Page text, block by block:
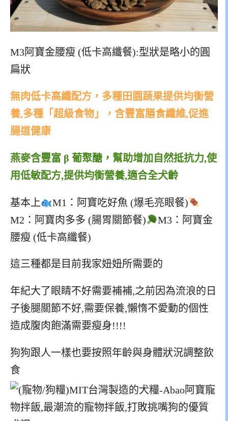
M3阿寶金腰瘦 (低卡高纖餐):型狀是略小的圓
扁狀
無肉低卡高纖配方，多種田園蔬果提供均衡營
養,多種「超級食物」，含豐富膳食纖維,促進
腸道健康
燕麥含豐富 β 葡聚醣，幫助增加自然抵抗力,使
用低敏配方,提供均衡營養,適合全犬齡
基本上
M1：阿寶吃好魚 (爆毛亮眼餐)
M2：阿寶肉多多 (腸胃關節餐)
M3：阿寶金
腰瘦 (低卡高纖餐)
這三種都是目前我家妞妞所需要的
年紀大了眼睛不好需要補補,之前因為流浪的日
子後腿關節不好,需要保養,懶惰不愛動的個性
造成腹肉飽滿需要瘦身!!!!
狗狗跟人一樣也要按照年齡與身體狀況調整飲
食